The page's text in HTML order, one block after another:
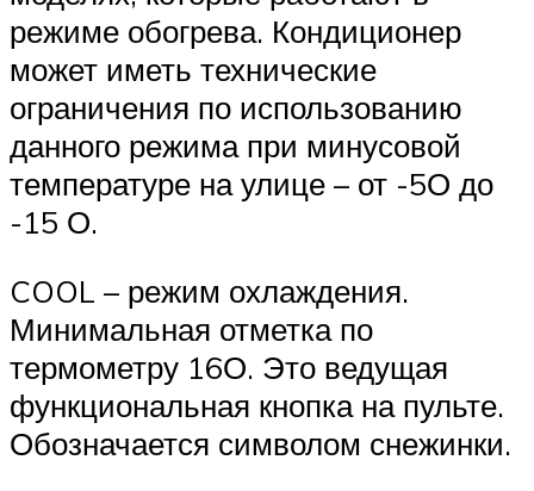
режиме обогрева. Кондиционер
может иметь технические
ограничения по использованию
данного режима при минусовой
температуре на улице – от -5О до
-15 О.
COOL – режим охлаждения.
Минимальная отметка по
термометру 16О. Это ведущая
функциональная кнопка на пульте.
Обозначается символом снежинки.